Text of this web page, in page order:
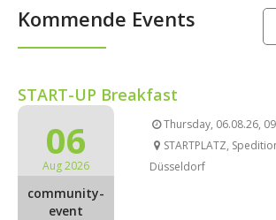
Kommende Events
START-UP Breakfast
06
Aug 2026
community-
event
Thursday, 06.08.26,
STARTPLATZ,
Düsseldorf